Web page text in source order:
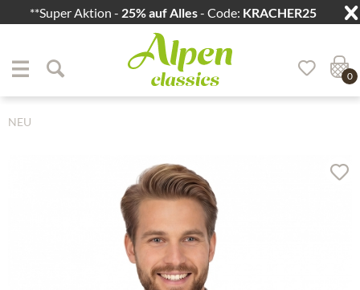
**Super Aktion - 25% auf Alles- Code: KRACHER25
Zum Hauptbereich springen
0
NEU